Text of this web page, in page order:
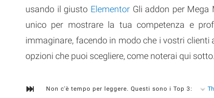
usando il giusto ElementorGli addon per Mega
unico per mostrare la tua competenza e
immaginare, facendo in modo che i vostri
opzioni che puoi scegliere, come noterai qui
Non c'è tempo per leggere. Questi sono i Top 3: